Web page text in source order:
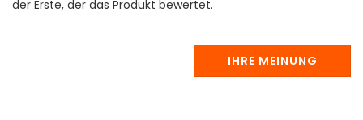
der Erste, der das Produkt bewertet.
IHRE MEINUNG